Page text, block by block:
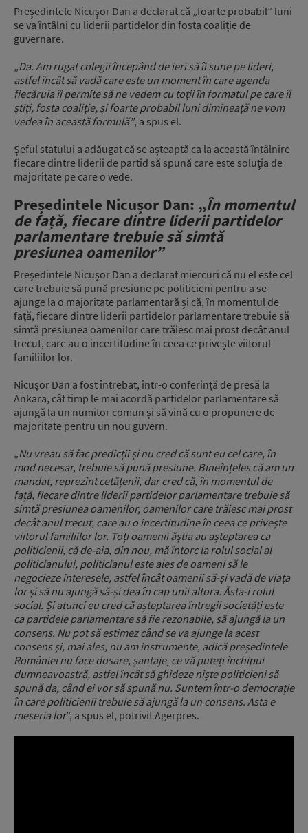
Preşedintele Nicuşor Dan a declarat că „foarte probabil” luni
se va întâlni cu liderii partidelor din fosta coaliţie de
guvernare.
„Da. Am rugat colegii începând de ieri să îi sune pe lideri,
astfel încât să vadă care este un moment în care agenda
fiecăruia îi permite să ne vedem cu toţii în formatul pe care îl
ştiţi, fosta coaliţie, şi foarte probabil luni dimineaţă ne vom
vedea în această formulă”, a spus el.
Şeful statului a adăugat că se aşteaptă ca la această întâlnire
fiecare dintre liderii de partid să spună care este soluţia de
majoritate pe care o vede.
Președintele Nicușor Dan: „În momentul
de față, fiecare dintre liderii partidelor
parlamentare trebuie să simtă
presiunea oamenilor”
Președintele Nicușor Dan a declarat miercuri că nu el este cel
care trebuie să pună presiune pe politicieni pentru a se
ajunge la o majoritate parlamentară și că, în momentul de
față, fiecare dintre liderii partidelor parlamentare trebuie să
simtă presiunea oamenilor care trăiesc mai prost decât anul
trecut, care au o incertitudine în ceea ce privește viitorul
familiilor lor.
Nicușor Dan a fost întrebat, într-o conferință de presă la
Ankara, cât timp le mai acordă partidelor parlamentare să
ajungă la un numitor comun și să vină cu o propunere de
majoritate pentru un nou guvern.
„Nu vreau să fac predicții și nu cred că sunt eu cel care, în
mod necesar, trebuie să pună presiune. Bineînțeles că am un
mandat, reprezint cetățenii, dar cred că, în momentul de
față, fiecare dintre liderii partidelor parlamentare trebuie să
simtă presiunea oamenilor, oamenilor care trăiesc mai prost
decât anul trecut, care au o incertitudine în ceea ce privește
viitorul familiilor lor. Toți oamenii ăștia au așteptarea ca
politicienii, că de-aia, din nou, mă întorc la rolul social al
politicianului, politicianul este ales de oameni să le
negocieze interesele, astfel încât oamenii să-și vadă de viața
lor și să nu ajungă să-și dea în cap unii altora. Ăsta-i rolul
social. Și atunci eu cred că așteptarea întregii societăți este
ca partidele parlamentare să fie rezonabile, să ajungă la un
consens. Nu pot să estimez când se va ajunge la acest
consens și, mai ales, nu am instrumente, adică președintele
României nu face dosare, șantaje, ce vă puteți închipui
dumneavoastră, astfel încât să ghideze niște politicieni să
spună da, când ei vor să spună nu. Suntem într-o democrație
în care politicienii trebuie să ajungă la un consens. Asta e
meseria lor”, a spus el, potrivit Agerpres.